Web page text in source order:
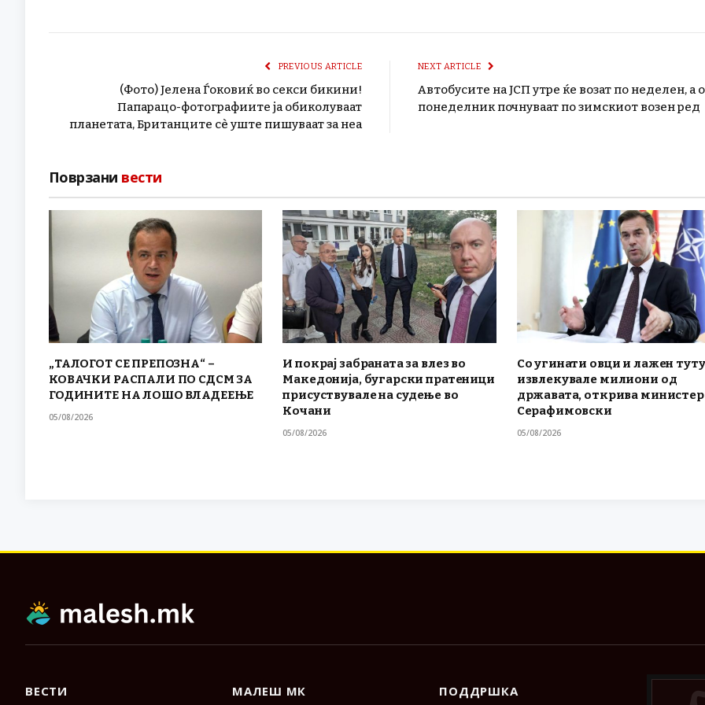
PREVIOUS ARTICLE
(Фото) Јелена Ѓоковиќ во секси бикини!
Папарацо-фотографиите ја обиколуваат
планетата, Британците сè уште пишуваат за неа
NEXT ARTICLE
Автобусите на ЈСП утре ќе возат по неделен, а
понеделник почнуваат по зимскиот возен ред
Поврзани вести
„ТАЛОГОТ СЕ ПРЕПОЗНА“ –
КОВАЧКИ РАСПАЛИ ПО СДСМ ЗА
ГОДИНИТЕ НА ЛОШО ВЛАДЕЕЊЕ
05/08/2026
И покрај забраната за влез во
Македонија, бугарски пратеници
присуствувале на судење во
Кочани
05/08/2026
Со угинати овци и лажен
извлекувале милиони од
државата, открива
Серафимовски
05/08/2026
ВЕСТИ МАЛЕШ МК ПОДДРШКА